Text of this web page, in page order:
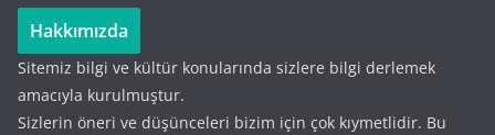
Hakkımızda
Sitemiz bilgi ve kültür konularında sizlere bilgi derlemek
amacıyla kurulmuştur.
Sizlerin öneri ve düşünceleri bizim için çok kıymetlidir. Bu